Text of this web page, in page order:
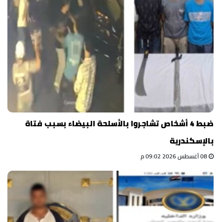
ضبط 4 أشخاص تشاجروا بالأسلحة البيضاء بسبب فتاة
بالإسكندرية